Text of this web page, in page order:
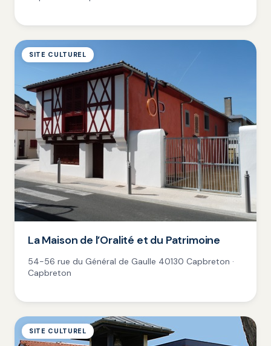
SITE CULTUREL
La Maison de l’Oralité et du Patrimoine
54-56 rue du Général de Gaulle 40130 Capbreton ·
Capbreton
SITE CULTUREL